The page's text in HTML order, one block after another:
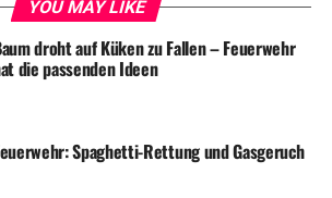
So bekommen sie wichtige
Arbeit mit Kindern
mit Behinderungen. „Es war toll zu
mit den Schülern umgehen“,
Entsprechend engagiert
in Zweier- und Dreier-Gruppen
YOU MAY LIKE
droht auf Küken zu Fallen – Feuerwehr
die passenden Ideen
Spaghetti-Rettung und Gasgeruch